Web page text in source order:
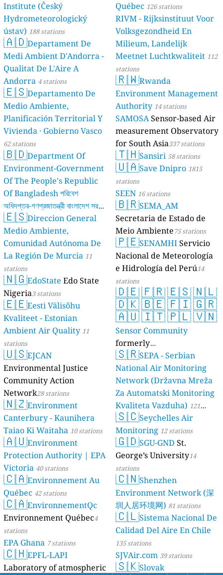
Institute (Český
Hydrometeorologický
ústav) 188 stations
🇦🇩Departament De
Medi Ambient D'Andorra -
Qualitat De L'Aire A
Andorra 4 stations
🇪🇸Departamento De
Medio Ambiente,
Planificación Territorial Y
Vivienda · Gobierno Vasco
62 stations
🇧🇩Department Of
Environment-Government
Of The People's Republic
Of Bangladesh পরিবেশ
অধিদপ্তর-গণপ্রজাতন্ত্রী বাংলাদেশ সরকার
17 stations
🇪🇸Direccion General
Medio Ambiente,
Comunidad Autónoma De
La Región De Murcia 11
stations
🇳🇬EdoState Edo State
Nigeria3 stations
🇪🇪Eesti Välisõhu
Kvaliteet - Estonian
Ambient Air Quality 11
stations
🇺🇸EJCAN
Environmental Justice
Community Action
Network28 stations
🇳🇿Environment
Canterbury - Kaunihera
Taiao Ki Waitaha 10 stations
🇦🇺Environment
Protection Authority | EPA
Victoria 40 stations
🇨🇦Environnement Au
Québec 42 stations
🇨🇦EnvironnementQc
Environnement Québec4
stations
EPA Ghana 7 stations
🇨🇭EPFL-LAPI
Laboratory of atmospheric
Québec 126 stations
RIVM - Rijksinstituut Voor
Volksgezondheid En
Milieum, Landelijk
Meetnet Luchtkwaliteit 112
stations
🇷🇼Rwanda
Environment Management
Authority 14 stations
SAMOSASensor-based Air
measurement Observatory
for South Asia337 stations
🇹🇭Sansiri 58 stations
🇺🇦Save Dnipro 1815
stations
SEEN 16 stations
🇧🇷SEMA_AM
Secretaria de Estado de
Meio Ambiente75 stations
🇵🇪SENAMHIServicio
Nacional de Meteorología
e Hidrología del Perú14
stations
🇩🇪🇫🇷🇪🇸🇳🇱
🇩🇰🇧🇪🇫🇮🇬🇷
🇦🇺🇮🇹🇵🇱🇻🇳
Sensor Community
formerly
luftdaten.info35819 stations
🇸🇷SEPA - Serbian
National Air Monitoring
Network (Državna Mreža
Za Automatski Monitoring
Kvaliteta Vazduha) 121
stations
🇸🇨Seychelles Air
Monitoring 12 stations
🇬🇩SGU-GND St.
George’s University14
stations
🇨🇳Shenzhen
Environment Network (深
圳人居环境网) 81 stations
🇨🇱Sistema Nacional De
Calidad Del Aire En Chile
135 stations
SJVAir.com 39 stations
🇸🇰Slovak